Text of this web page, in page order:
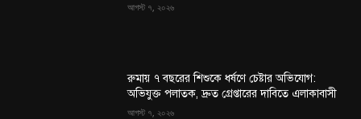
আগস্ট ৭, ২০২৬
রুমায় ৭ বছরের শিশুকে ধর্ষণে চেষ্টার অভিযোগ:
অভিযুক্ত পলাতক, দ্রুত গ্রেপ্তারের দাবিতে এলাকাবাসী
আগস্ট ৭, ২০২৬